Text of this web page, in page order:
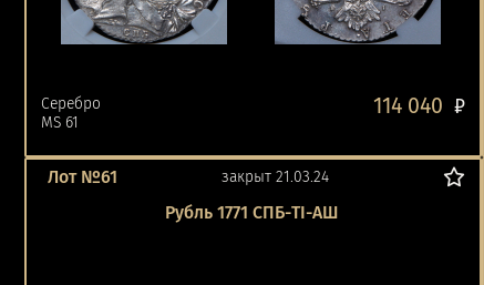
Серебро
MS 61
114 040 ₽
Лот №61 закрыт 21.03.24
Рубль 1771 СПБ-ТI-АШ